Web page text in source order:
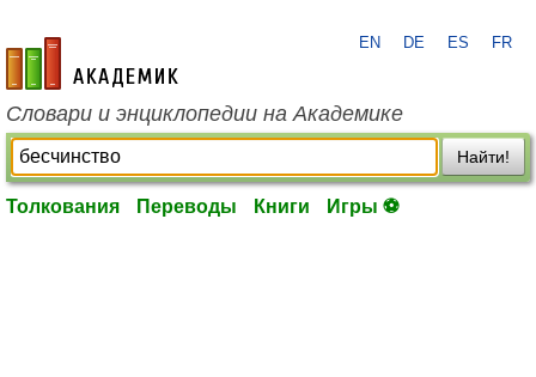
academic.ru
EN DE ES FR
Словари и энциклопедии на Академике
Найти!
Толкования Переводы Книги Игры ⚽